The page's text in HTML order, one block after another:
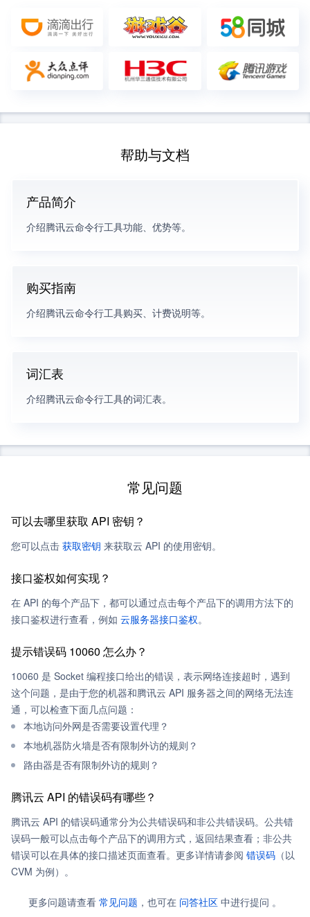
帮助与文档
产品简介
介绍腾讯云命令行工具功能、优势等。
购买指南
介绍腾讯云命令行工具购买、计费说明等。
词汇表
介绍腾讯云命令行工具的词汇表。
常见问题
可以去哪里获取 API 密钥？
您可以点击获取密钥 来获取云 API 的使用密钥。
接口鉴权如何实现？
在 API 的每个产品下，都可以通过点击每个产品下的调用方法下的
接口鉴权进行查看，例如 云服务器接口鉴权。
提示错误码 10060 怎么办？
10060 是 Socket 编程接口给出的错误，表示网络连接超时，遇到
这个问题，是由于您的机器和腾讯云 API 服务器之间的网络无法连
通，可以检查下面几点问题：
本地访问外网是否需要设置代理？
本地机器防火墙是否有限制外访的规则？
路由器是否有限制外访的规则？
腾讯云 API 的错误码有哪些？
腾讯云 API 的错误码通常分为公共错误码和非公共错误码。公共错
误码一般可以点击每个产品下的调用方式，返回结果查看；非公共
错误可以在具体的接口描述页面查看。更多详情请参阅 错误码 （以
CVM 为例）。
更多问题请查看常见问题 ，也可在 问答社区中进行提问 。